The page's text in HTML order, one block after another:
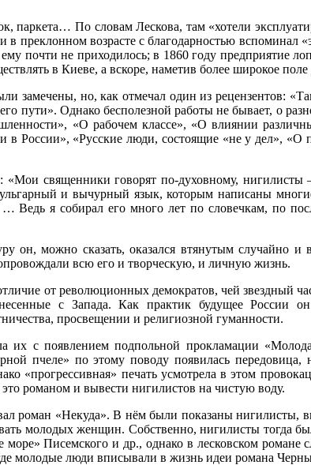
паркета… По словам Лескова, там «хотели
преклонном возрасте с благодарностью вспоминал
почти не приходилось; в 1860 году предприятие
в Киеве, а вскоре, наметив более широкое поле
замечены, но, как отмечал один из рецензентов:
пути». Однако бесполезной работы не бывает, о
«О рабочем классе», «О влиянии
России», «Русские люди, состоящие «не у дел», «О
«Мои священники говорят по-духовному,
и вычурный язык, которым написаны
я собирал его много лет по словечкам, по
можно сказать, оказался втянутым случайно и
всю его и творческую, и личную жизнь.
от революционных демократов, чей звездный
с Запада. Как практик будущее России
просвещении и религиозной гуманности.
их с появлением подпольной прокламации
пчеле» по этому поводу появилась передовица,
«прогрессивная» печать усмотрела в этом
романом и вывести нигилистов на чистую воду.
роман «Некуда». В нём были показаны нигилисты,
молодых женщин. Собственно, нигилисты тогда
Писемского и др., однако в лесковском романе
молодые люди вписывали в жизнь идеи романа